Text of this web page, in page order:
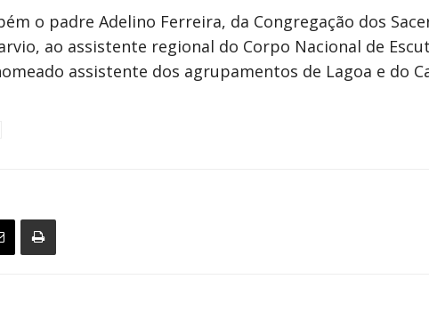
o padre Adelino Ferreira, da Congregação dos
ao assistente regional do Corpo Nacional de
assistente dos agrupamentos de Lagoa e do